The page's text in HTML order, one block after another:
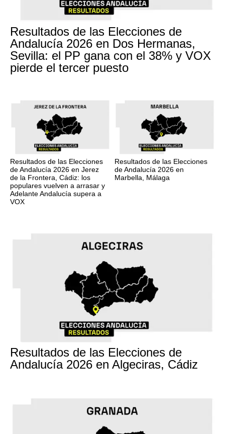
Resultados de las Elecciones de
Andalucía 2026 en Dos Hermanas,
Sevilla: el PP gana con el 38% y VOX
pierde el tercer puesto
Resultados de las Elecciones
de Andalucía 2026 en Jerez
de la Frontera, Cádiz: los
populares vuelven a arrasar y
Adelante Andalucía supera a
VOX
Resultados de las Elecciones
de Andalucía 2026 en
Marbella, Málaga
Resultados de las Elecciones de
Andalucía 2026 en Algeciras, Cádiz